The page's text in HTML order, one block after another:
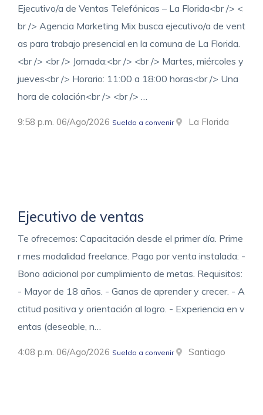
Ejecutivo/a de Ventas Telefónicas – La Florida<br /> <
br /> Agencia Marketing Mix busca ejecutivo/a de vent
as para trabajo presencial en la comuna de La Florida.
<br /> <br /> Jornada:<br /> <br /> Martes, miércoles y
jueves<br /> Horario: 11:00 a 18:00 horas<br /> Una
hora de colación<br /> <br /> …
9:58 p.m. 06/Ago/2026 Sueldo a convenir La Florida
Ejecutivo de ventas
Te ofrecemos: Capacitación desde el primer día. Prime
r mes modalidad freelance. Pago por venta instalada: -
Bono adicional por cumplimiento de metas. Requisitos:
- Mayor de 18 años. - Ganas de aprender y crecer. - A
ctitud positiva y orientación al logro. - Experiencia en v
entas (deseable, n…
4:08 p.m. 06/Ago/2026 Sueldo a convenir Santiago